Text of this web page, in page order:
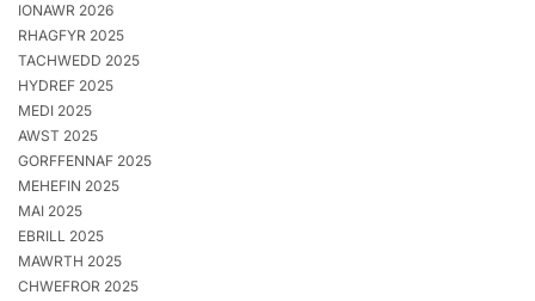
IONAWR 2026
RHAGFYR 2025
TACHWEDD 2025
HYDREF 2025
MEDI 2025
AWST 2025
GORFFENNAF 2025
MEHEFIN 2025
MAI 2025
EBRILL 2025
MAWRTH 2025
CHWEFROR 2025